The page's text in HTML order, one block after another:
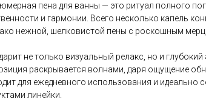
пена для ванны — это ритуал полного
и гармонии. Всего несколько капель
нежной, шелковистой пены с роскошным
не только визуальный релакс, но и
раскрывается волнами, даря ощущение
для ежедневного использования и идеально
линейки.